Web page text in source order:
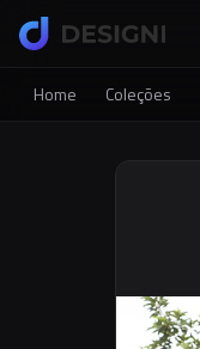
Home Coleções